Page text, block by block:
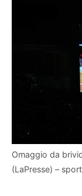
Omaggio da
(LaPresse) –